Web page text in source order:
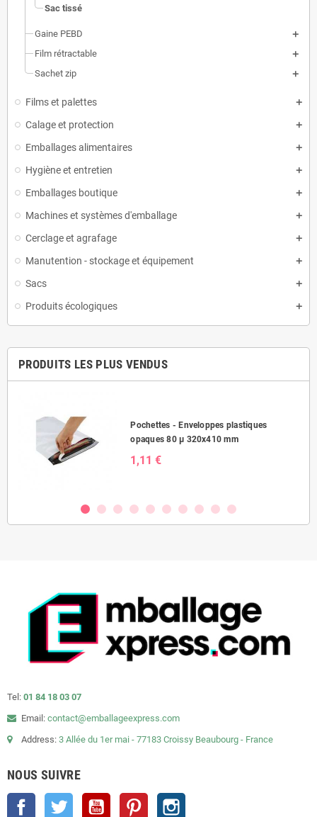
Sac tissé
Gaine PEBD
Film rétractable
Sachet zip
Films et palettes
Calage et protection
Emballages alimentaires
Hygiène et entretien
Emballages boutique
Machines et systèmes d'emballage
Cerclage et agrafage
Manutention - stockage et équipement
Sacs
Produits écologiques
PRODUITS LES PLUS VENDUS
Pochettes - Enveloppes plastiques
opaques 80 µ 320x410 mm
1,11 €
Tel: 01 84 18 03 07
Email: contact@emballageexpress.com
Address: 3 Allée du 1er mai - 77183 Croissy Beaubourg - France
NOUS SUIVRE
Facebook Twitter YouTube Pinterest